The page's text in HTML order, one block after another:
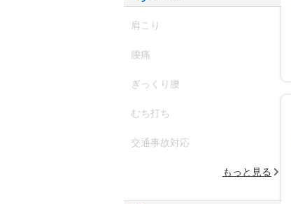
肩こり
腰痛
ぎっくり腰
むち打ち
交通事故対応
もっと見る